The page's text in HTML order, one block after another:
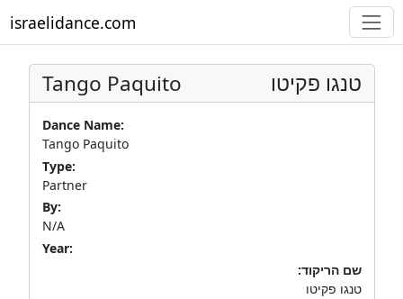
israelidance.com
Tango Paquito טנגו פקיטו
Dance Name:
Tango Paquito
Type:
Partner
By:
N/A
Year:
שם הריקוד:
טנגו פקיטו